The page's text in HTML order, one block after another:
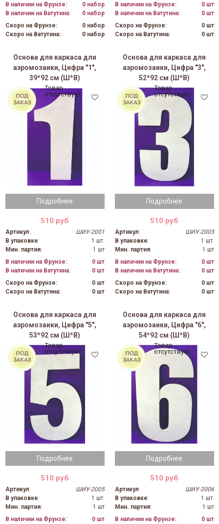
В наличии на Фрунзе:
0 набор
В наличии на Ватутина:
0 набор
Скоро на Фрунзе:
0 набор
Скоро на Ватутина:
0 набор
В наличии на Фрунзе:
0 шт
В наличии на Ватутина:
0 шт
Скоро на Фрунзе:
0 шт
Скоро на Ватутина:
0 шт
Основа для каркаса для
аэромозаики, Цифра "1",
39*92 см (Ш*В)
Подробнее
Товар
отсутствует
510 руб
Артикул:
ШИУ-2001
В упаковке:
1 шт.
Мин. партия:
1 шт
В наличии на Фрунзе:
0 шт
В наличии на Ватутина:
0 шт
Скоро на Фрунзе:
0 шт
Скоро на Ватутина:
0 шт
Основа для каркаса для
аэромозаики, Цифра "3",
52*92 см (Ш*В)
Подробнее
Товар
отсутствует
510 руб
Артикул:
ШИУ-2003
В упаковке:
1 шт.
Мин. партия:
1 шт
В наличии на Фрунзе:
0 шт
В наличии на Ватутина:
0 шт
Скоро на Фрунзе:
0 шт
Скоро на Ватутина:
0 шт
Основа для каркаса для
аэромозаики, Цифра "5",
53*92 см (Ш*В)
Подробнее
Товар
отсутствует
510 руб
Артикул:
ШИУ-2005
В упаковке:
1 шт.
Мин. партия:
1 шт
В наличии на Фрунзе:
0 шт
Основа для каркаса для
аэромозаики, Цифра "6",
54*92 см (Ш*В)
Подробнее
Товар
отсутствует
510 руб
Артикул:
ШИУ-2006
В упаковке:
1 шт.
Мин. партия:
1 шт
В наличии на Фрунзе:
0 шт